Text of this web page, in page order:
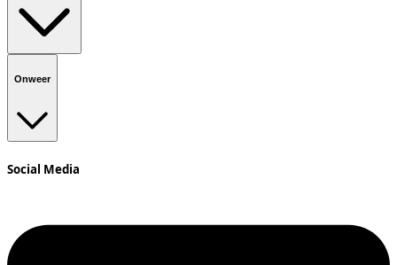
Onweer
Social Media